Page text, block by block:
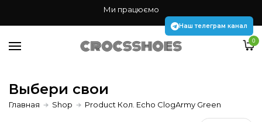
Ми працюємо
Наш телеграм канал
0
Чоловікам
Дітям
Наш телеграм канал
Выбери свои
Главная Shop Product Кол. Echo ClogArmy Green